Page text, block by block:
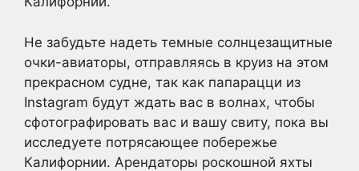
Не забудьте надеть темные солнцезащитные
очки-авиаторы, отправляясь в круиз на этом
прекрасном судне, так как папарацци из
Instagram будут ждать вас в волнах, чтобы
сфотографировать вас и вашу свиту, пока вы
исследуете потрясающее побережье
Калифорнии. Арендаторы роскошной яхты